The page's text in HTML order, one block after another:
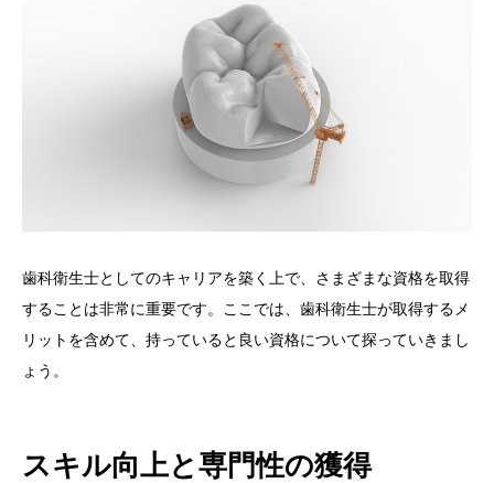
歯科衛生士としてのキャリアを築く上で、さまざまな資格を取得
することは非常に重要です。ここでは、歯科衛生士が取得するメ
リットを含めて、持っていると良い資格について探っていきまし
ょう。
スキル向上と専門性の獲得